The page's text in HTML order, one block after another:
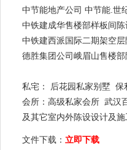
中节能地产公司 中节能.世
中铁建成华售楼部样板间
中铁建西派国际二期架空
德胜集团公司峨眉山售楼
私宅： 后花园私家别墅 保
会所：高级私家会所 武汉
及其它室内外陈设设计及施
文件下载： 立即下载